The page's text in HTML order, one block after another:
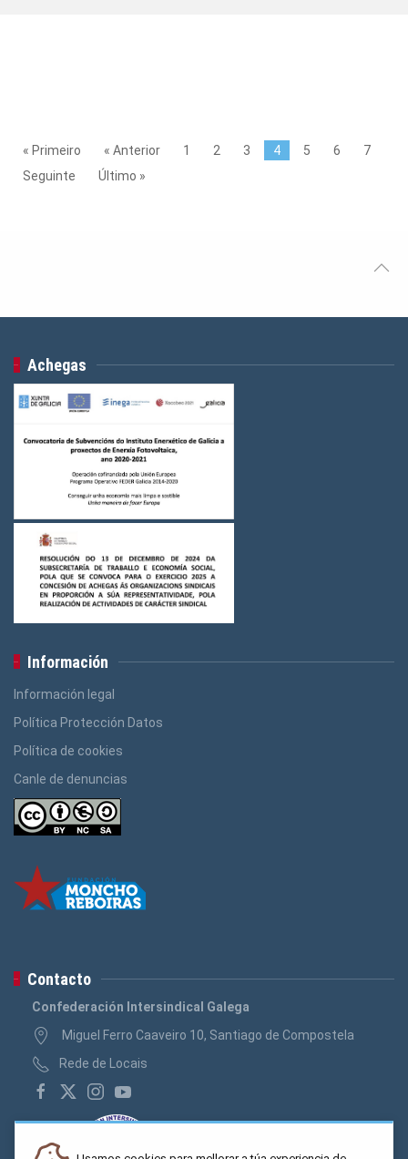
« Primeiro « Anterior 1 2 3 4 5 6
7
Seguinte
Último »
Achegas
Información
Información legal
Política Protección Datos
Política de cookies
Canle de denuncias
Contacto
Confederación Intersindical Galega
Miguel Ferro Caaveiro 10, Santiago de Compostela
Rede de Locais